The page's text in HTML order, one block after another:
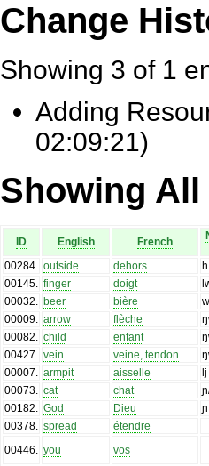
Change
Showing 3 of 1
Adding
02:09:21)
Showing
ID English French
00284. outside dehors
00145. finger doigt
00032. beer bière
00009. arrow flèche
00082. child enfant
00427. vein veine, tendon
00007. armpit aisselle
lj
00073. cat chat
00182. God Dieu
ɲ
00378. spread
étendre
00446. you
vos